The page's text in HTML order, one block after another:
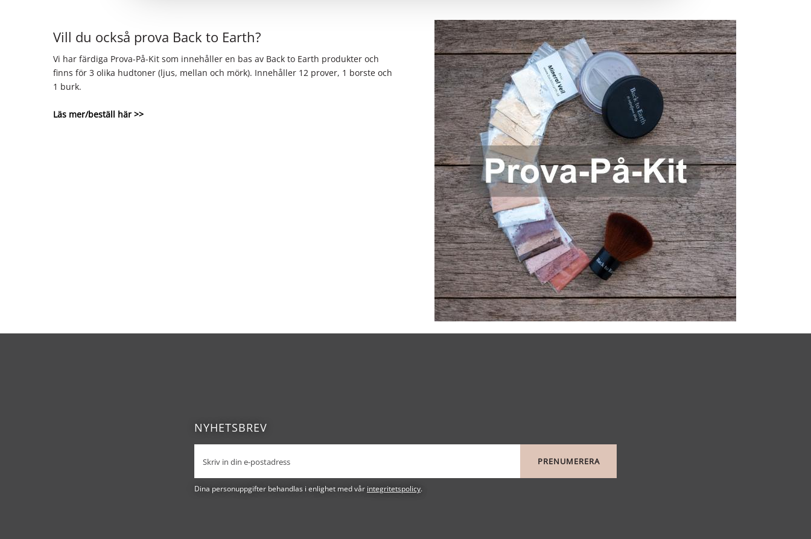
Vill du också prova Back to Earth?
Vi har färdiga Prova-På-Kit som innehåller en bas av Back to Earth produkter och
finns för 3 olika hudtoner (ljus, mellan och mörk). Innehåller 12 prover, 1 borste och
1 burk.
Läs mer/beställ här >>
NYHETSBREV
PRENUMERERA
Dina personuppgifter behandlas i enlighet med vår integritetspolicy.